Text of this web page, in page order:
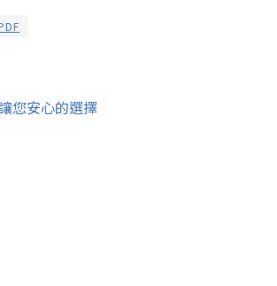
您安心的選擇